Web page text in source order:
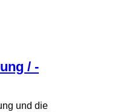
/ -
und die